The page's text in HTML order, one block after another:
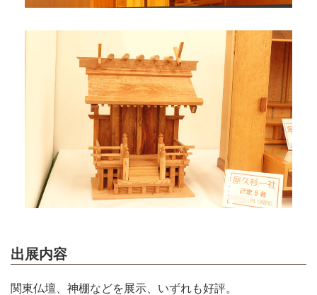
出展内容
関東仏壇、神棚などを展示、いずれも好評。